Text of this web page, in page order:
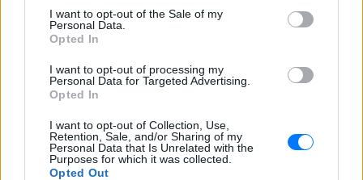
I want to opt-out of the Sale of my
Personal Data.
Opted In
I want to opt-out of processing my
Personal Data for Targeted Advertising.
Opted In
I want to opt-out of Collection, Use,
Retention, Sale, and/or Sharing of my
Personal Data that Is Unrelated with the
Purposes for which it was collected.
Opted Out
Ομορφιά, Σχέσεις και φυσικάCelebrities
στο νέο
Pink.gr!
Ακολουθήστε το E-Radio.gr και στο Instagram